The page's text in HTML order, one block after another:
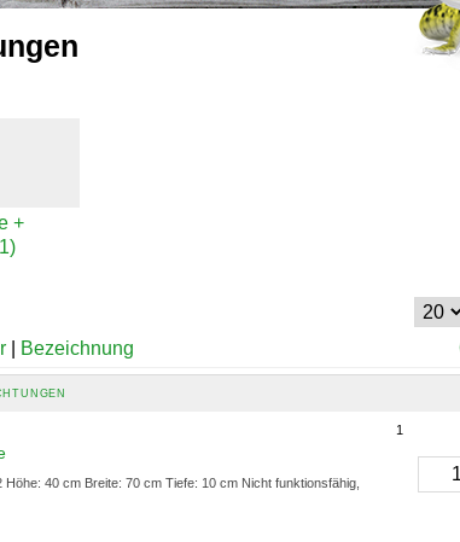
+
Bezeichnung
1
Höhe: 40 cm Breite: 70 cm Tiefe: 10 cm Nicht funktionsfähig,